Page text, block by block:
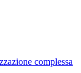
complessa